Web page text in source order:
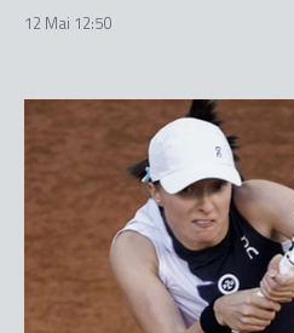
12 Mai 12:50